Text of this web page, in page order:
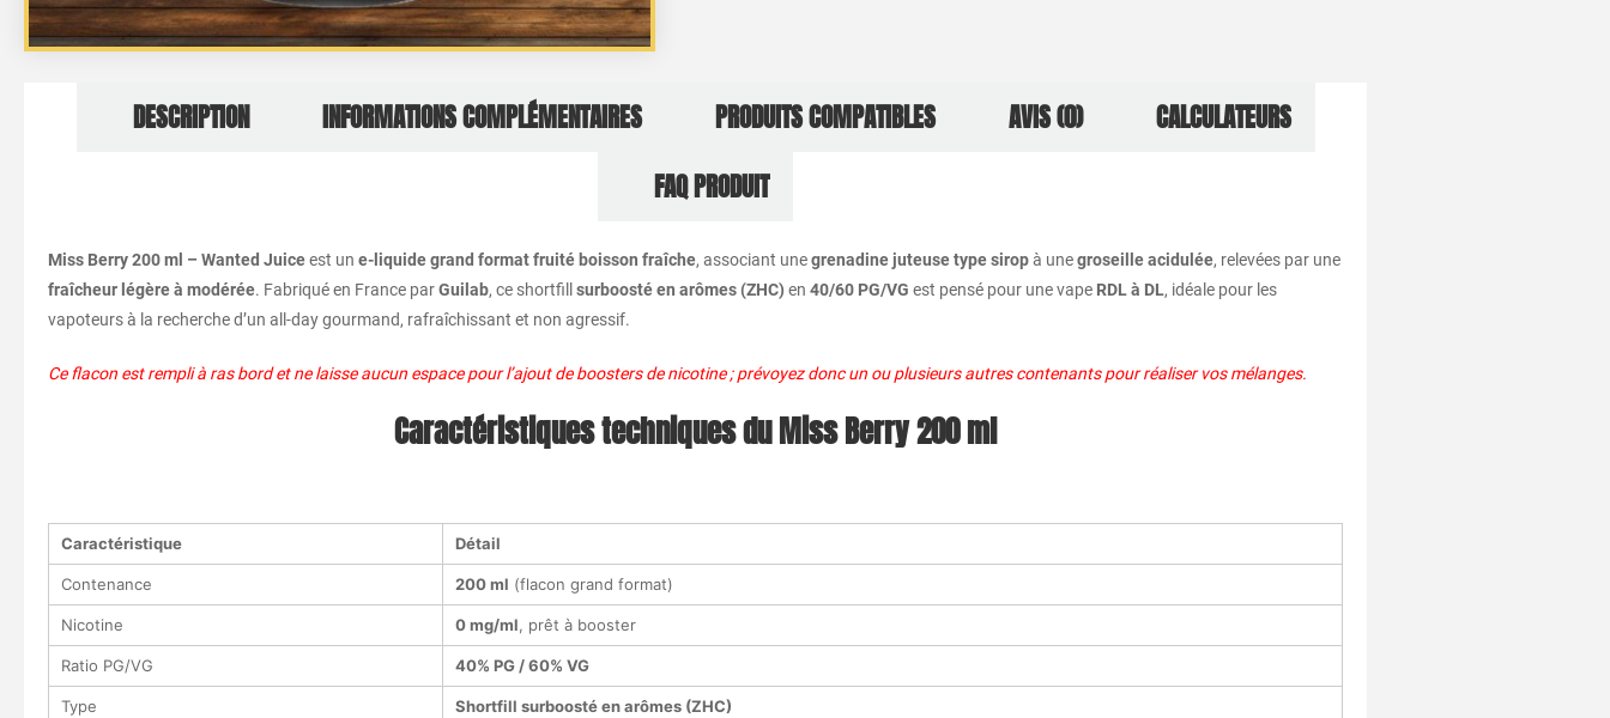
DESCRIPTION INFORMATIONS COMPLÉMENTAIRES PRODUITS COMPATIBLES AVIS (0)
CALCULATEURS
FAQ PRODUIT
Miss Berry 200 ml – Wanted Juiceest un e-liquide grand format fruité boisson fraîche, associant unegrenadine juteuse type siropà unegroseille acidulée, relevées par une
fraîcheur légère à modérée. Fabriqué en France parGuilab, ce shortfill surboosté en arômes (ZHC) en 40/60 PG/VG est pensé pour une vape RDL à DL, idéale pour les
vapoteurs à la recherche d’un all-day gourmand, rafraîchissant et non agressif.
Ce flacon est rempli à ras bord et ne laisse aucun espace pour l’ajout de boosters de nicotine ; prévoyez donc un ou plusieurs autres contenants pour réaliser vos mélanges.
Caractéristiques techniques du Miss Berry 200 ml
Caractéristique Détail
Contenance 200 ml (flacon grand format)
Nicotine 0 mg/ml, prêt à booster
Ratio PG/VG 40% PG / 60% VG
Type Shortfill surboosté en arômes (ZHC)